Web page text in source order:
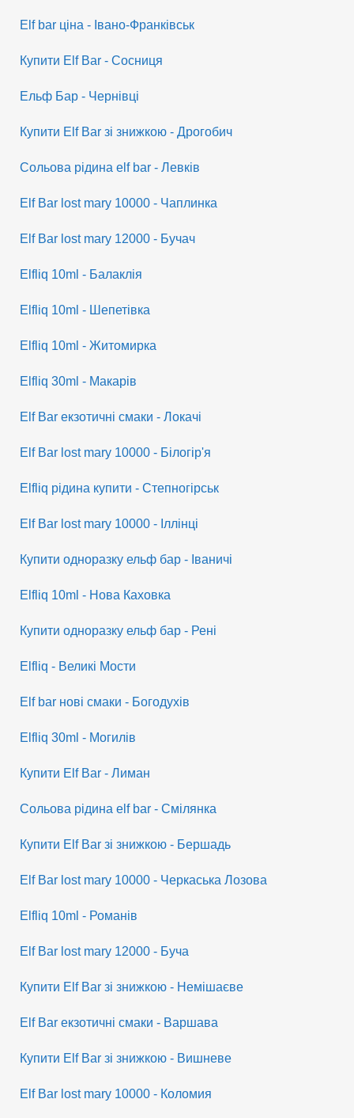
Elf bar ціна - Івано-Франківськ
Купити Elf Bar - Сосниця
Ельф Бар - Чернівці
Купити Elf Bar зі знижкою - Дрогобич
Сольова рідина elf bar - Левків
Elf Bar lost mary 10000 - Чаплинка
Elf Bar lost mary 12000 - Бучач
Elfliq 10ml - Балаклія
Elfliq 10ml - Шепетівка
Elfliq 10ml - Житомирка
Elfliq 30ml - Макарів
Elf Bar екзотичні смаки - Локачі
Elf Bar lost mary 10000 - Білогір'я
Elfliq рідина купити - Степногірськ
Elf Bar lost mary 10000 - Іллінці
Купити одноразку ельф бар - Іваничі
Elfliq 10ml - Нова Каховка
Купити одноразку ельф бар - Рені
Elfliq - Великі Мости
Elf bar нові смаки - Богодухів
Elfliq 30ml - Могилів
Купити Elf Bar - Лиман
Сольова рідина elf bar - Смілянка
Купити Elf Bar зі знижкою - Бершадь
Elf Bar lost mary 10000 - Черкаська Лозова
Elfliq 10ml - Романів
Elf Bar lost mary 12000 - Буча
Купити Elf Bar зі знижкою - Немішаєве
Elf Bar екзотичні смаки - Варшава
Купити Elf Bar зі знижкою - Вишневе
Elf Bar lost mary 10000 - Коломия